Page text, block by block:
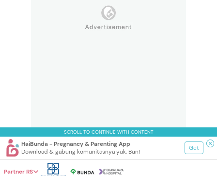
SCROLL TO CONTINUE WITH CONTENT
HaiBunda - Pregnancy & Parenting App
Download & gabung komunitasnya yuk, Bun!
Get
Partner RS